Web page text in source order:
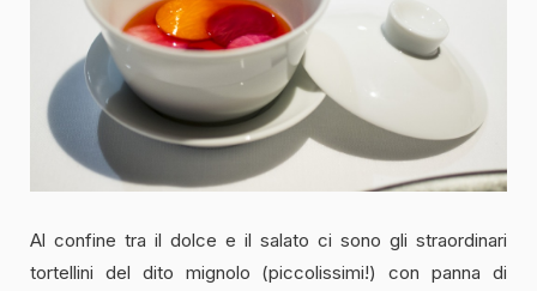
Al confine tra il dolce e il salato ci sono gli straordinari
tortellini del dito mignolo (piccolissimi!) con panna di